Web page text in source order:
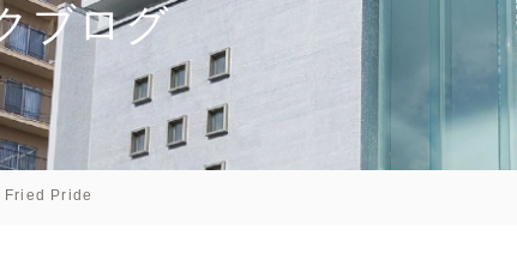
ブログ
Fried Pride